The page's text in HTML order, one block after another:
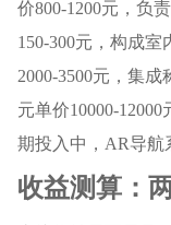
价800-1200元，负
150-300元，构成
2000-3500元，集
元单价10000-
期投入中，AR导航
收益测算：